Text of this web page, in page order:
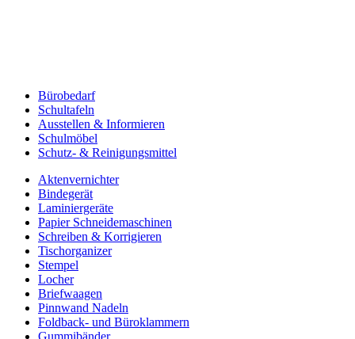
Bürobedarf
Schultafeln
Ausstellen & Informieren
Schulmöbel
Schutz- & Reinigungsmittel
Aktenvernichter
Bindegerät
Laminiergeräte
Papier Schneidemaschinen
Schreiben & Korrigieren
Tischorganizer
Stempel
Locher
Briefwaagen
Pinnwand Nadeln
Foldback- und Büroklammern
Gummibänder